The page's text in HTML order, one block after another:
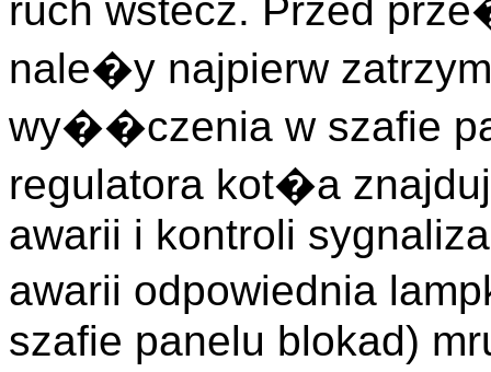
ruch wstecz. Przed
nale�y najpierw
wy��czenia w szafie
regulatora kot�a
awarii i kontroli
awarii odpowiednia
szafie panelu blokad)